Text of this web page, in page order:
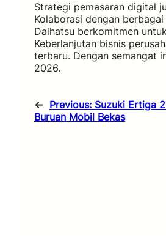
Strategi pemasaran digital
Kolaborasi dengan
Daihatsu berkomitmen
Keberlanjutan bisnis
terbaru. Dengan semangat
2026.
← Previous: Suzuki Ertiga
Buruan Mobil Bekas